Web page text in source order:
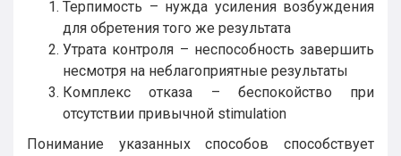
Терпимость – нужда усиления возбуждения
для обретения того же результата
Утрата контроля – неспособность завершить
несмотря на неблагоприятные результаты
Комплекс отказа – беспокойство при
отсутствии привычной stimulation
Понимание указанных способов способствует